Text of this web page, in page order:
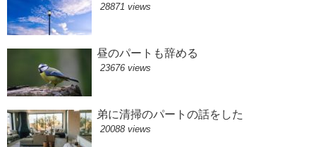
28871 views
昼のパートも辞める
23676 views
弟に清掃のパートの話をした
20088 views